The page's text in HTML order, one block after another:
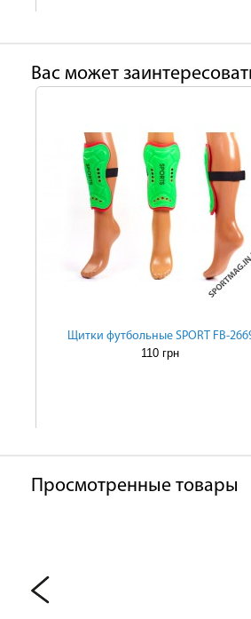
Ваc может
Щитки футбольные SPORT FB-
110 грн
Просмотренные товары